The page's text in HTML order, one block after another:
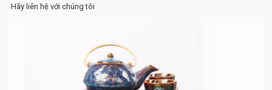
Hãy liên hệ với chúng tôi